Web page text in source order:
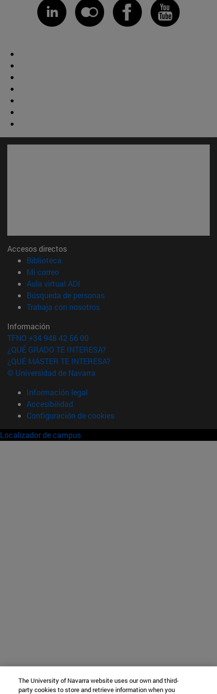
Accesos directos
Biblioteca
Mi correo(abre en nueva ventana)
Aula virtual ADI
Búsqueda de personas(abre en nueva ventana)
Trabaja con nosotros(abre en nueva ventana)
Información
TFNO +34 948 42 56 00
¿QUÉ GRADO TE INTERESA?
¿QUÉ MÁSTER TE INTERESA?
© Universidad de Navarra
Información legal
Accesibilidad
Configuración de cookies
Localizador de campus
The University of Navarra website uses our own and third-
party cookies to store and retrieve information when you